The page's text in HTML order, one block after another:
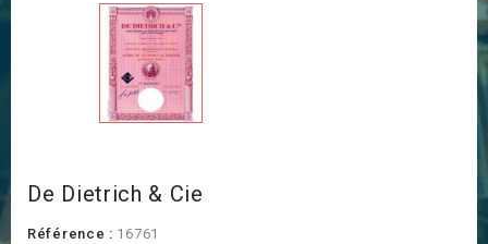
De Dietrich & Cie
Référence : 16761